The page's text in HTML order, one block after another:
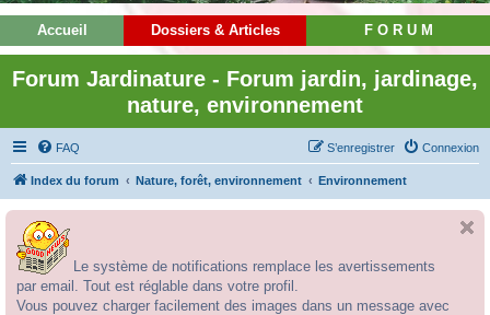
Accueil Dossiers & Articles F O R U M
Forum Jardinature - Forum jardin, jardinage,
nature, environnement
FAQ Connexion
S’enregistrer
Index du forum Nature, forêt, environnement Environnement
Le système de notifications remplace les avertissements
par email. Tout est réglable dans votre profil.
Vous pouvez charger facilement des images dans un message avec